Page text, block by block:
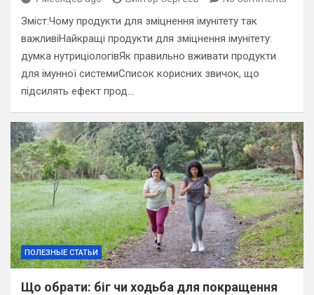
Зміст:Чому продукти для зміцнення імунітету так
важливіНайкращі продукти для зміцнення імунітету:
думка нутриціологівЯк правильно вживати продукти
для імунної системиСписок корисних звичок, що
підсилять ефект прод…
ПОЛЕЗНЫЕ СТАТЬИ
Що обрати: біг чи ходьба для покращення